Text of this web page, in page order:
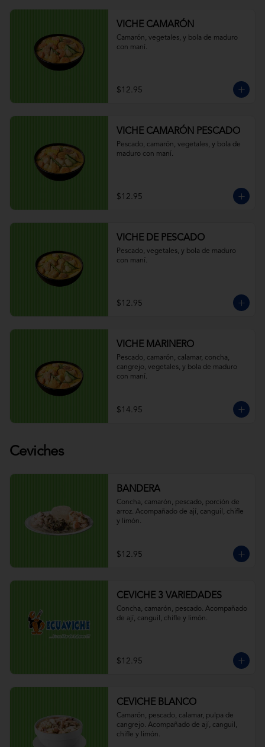
VICHE CAMARÓN
Camarón, vegetales, y bola de maduro
con maní.
$12.95
VICHE CAMARÓN PESCADO
Pescado, camarón, vegetales, y bola de
maduro con maní.
$12.95
VICHE DE PESCADO
Pescado, vegetales, y bola de maduro
con maní.
$12.95
VICHE MARINERO
Pescado, camarón, calamar, concha,
cangrejo, vegetales, y bola de maduro
con maní.
$14.95
Ceviches
BANDERA
Concha, camarón, pescado, porción de
arroz. Acompañado de ají, canguil, chifle
y limón.
$12.95
CEVICHE 3 VARIEDADES
Concha, camarón, pescado. Acompañado
de ají, canguil, chifle y limón.
$12.95
CEVICHE BLANCO
Camarón, pescado, calamar, pulpa de
cangrejo. Acompañado de ají, canguil,
chifle y limón.